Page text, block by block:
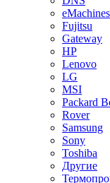
eMachines
Fujitsu
Gateway
HP
Lenovo
LG
MSI
Packard
Rover
Samsung
Sony
Toshiba
Другие